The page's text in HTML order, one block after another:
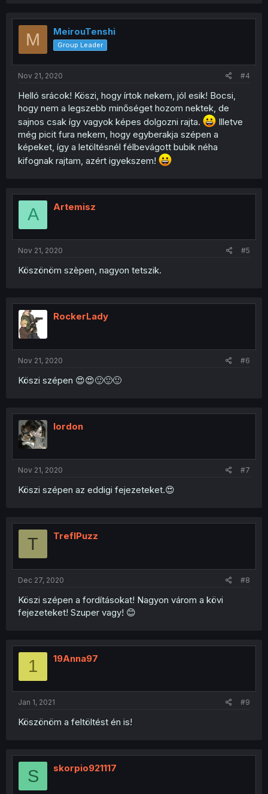
M MeirouTenshi
Group Leader
Nov 21, 2020 #4
Helló srácok! Köszi, hogy írtok nekem, jól esik! Bocsi,
hogy nem a legszebb minőséget hozom nektek, de
sajnos csak így vagyok képes dolgozni rajta.
Illetve
még picit fura nekem, hogy egyberakja szépen a
képeket, így a letöltésnél félbevágott bubik néha
kifognak rajtam, azért igyekszem!
A Artemisz
Nov 21, 2020 #5
Köszönöm szèpen, nagyon tetszik.
RockerLady
Nov 21, 2020 #6
Köszi szépen 😍😍🙂🙂🙂
lordon
Nov 21, 2020 #7
Köszi szépen az eddigi fejezeteket.😍
T TreflPuzz
Dec 27, 2020 #8
Köszi szépen a fordításokat! Nagyon várom a kövi
fejezeteket! Szuper vagy! 😊
1 19Anna97
Jan 1, 2021 #9
Köszönöm a feltöltést én is!
S skorpio921117